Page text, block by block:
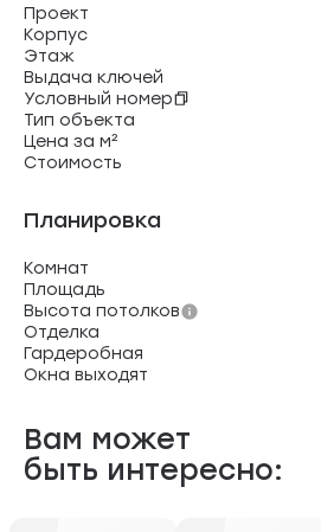
Проект
Корпус
Этаж
Выдача ключей
Условный номер
Тип объекта
Цена за м²
Стоимость
Планировка
Комнат
Площадь
Высота потолков
Отделка
Гардеробная
Окна выходят
Вам может
быть интересно: